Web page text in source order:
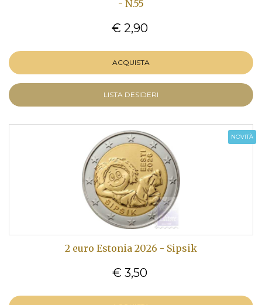
- N.55
€ 2,90
ACQUISTA
LISTA DESIDERI
NOVITÀ
2 euro Estonia 2026 - Sipsik
€ 3,50